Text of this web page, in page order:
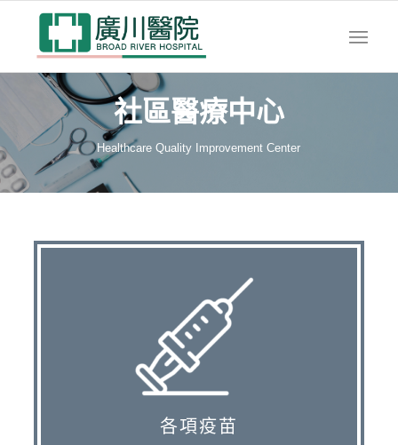
社區醫療中心
Healthcare Quality Improvement Center
各項疫苗